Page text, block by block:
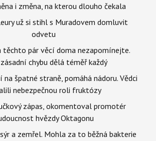
i změna, na kterou dlouho čekala
už si stihl s Muradovem domluvit
odvetu
těchto pár věcí doma nezapomínejte.
zásadní chybu dělá téměř každý
na špatné straně, pomáhá nádoru. Vědci
nebezpečnou roli fruktózy
zápas, okomentoval promotér
hvězdy Oktagonu
a zemřel. Mohla za to běžná bakterie